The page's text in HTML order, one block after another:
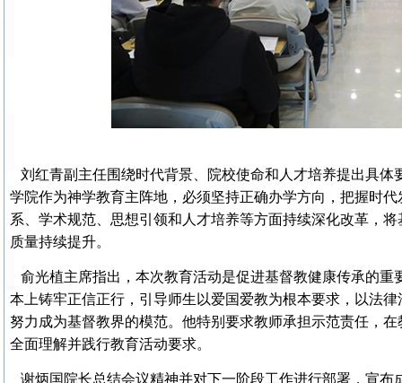
刘红青副主任围绕时代背景、院校使命和人才培养提出具
学院作为神学教育主阵地，必须坚持正确办学方向，把握时
系、学术规范、思想引领和人才培养等方面持续深化改革，
质量持续提升。
俞光植主席指出，本次教育活动是促进基督教健康传承的
本上铸牢正信正行，引导师生以爱国爱教为根本要求，以法
努力成为基督教界的模范。他特别要求教师承担示范责任，
全面理解并践行教育活动要求。
谢炳国院长总结会议精神并对下一阶段工作进行部署，宣